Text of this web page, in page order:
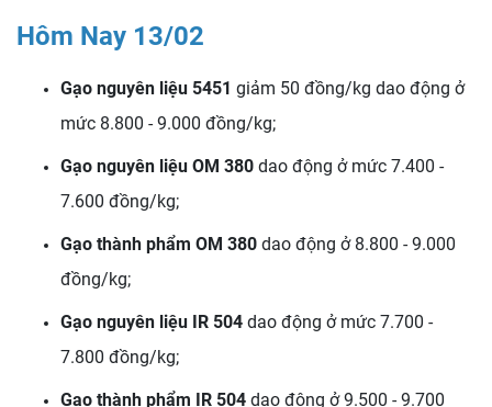
Hôm Nay 13/02
Gạo nguyên liệu 5451 giảm 50 đồng/kg dao động ở
mức 8.800 - 9.000 đồng/kg;
Gạo nguyên liệu OM 380 dao động ở mức 7.400 -
7.600 đồng/kg;
Gạo thành phẩm OM 380 dao động ở 8.800 - 9.000
đồng/kg;
Gạo nguyên liệu IR 504 dao động ở mức 7.700 -
7.800 đồng/kg;
Gạo thành phẩm IR 504 dao động ở 9.500 - 9.700